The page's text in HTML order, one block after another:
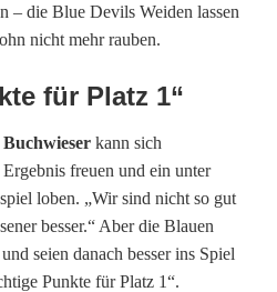
– die Blue Devils Weiden lassen
nicht mehr rauben.
für Platz 1“
kann sich
freuen und ein unter
loben. „Wir sind nicht so gut
besser.“ Aber die Blauen
seien danach besser ins Spiel
Punkte für Platz 1“.